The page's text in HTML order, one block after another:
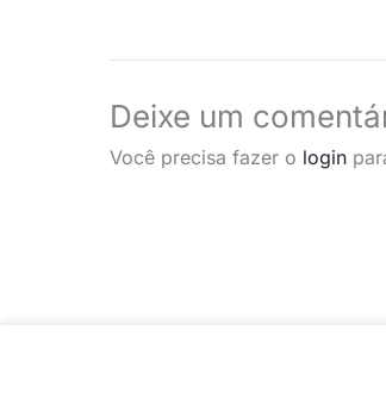
Deixe um
Você precisa fazer o login